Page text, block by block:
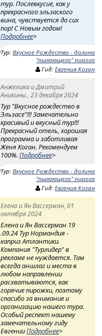
тур. Послевкусие, как у
прекрасного эльзаского
вина, чувствуется до сих
пор! С Новым годом!
Подробнее>
Тур:Вкусное Рождество - долина
"пылающего" пирога
Гид:Евгения Коган
Анжелика и Дмитрий
Аникины., 23 декабря 2024
Тур "Вкусное рождество в
Эльзасе"!!! Замечательно
красивый и вкусный тур!!!
Прекрасный отель, хорошая
программа и заботливая
Женя Коган. Рекомендуем
100%.Подробнее>
Тур:Вкусное Рождество - долина
"пылающего" пирога
Гид:Евгения Коган
Елена и Ян Вассерман, 01
октября 2024
Елена и Ян Вассерман 19
.09.24 Тур Нормандия -
каприз Атлантики.
Компания "Турлидер" в
рекламе не нуждается. Там
всегда аншлаг и места в
любом направлении
расхватываются, как
горячие пирожки, поэтому
спасибо за внимание и
организацию нашего тура.
Особый респект нашему
замечательному гиду
ЕвгенииПодробнее>